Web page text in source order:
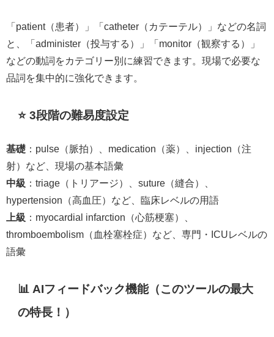
「patient（患者）」「catheter（カテーテル）」などの名詞
と、「administer（投与する）」「monitor（観察する）」
などの動詞をカテゴリー別に練習できます。現場で必要な
品詞を集中的に強化できます。
⭐ 3段階の難易度設定
基礎 ：pulse（脈拍）、medication（薬）、injection（注
射）など、現場の基本語彙
中級 ：triage（トリアージ）、suture（縫合）、
hypertension（高血圧）など、臨床レベルの用語
上級 ：myocardial infarction（心筋梗塞）、
thromboembolism（血栓塞栓症）など、専門・ICUレベルの
語彙
📊 AIフィードバック機能（このツールの最大
の特長！）